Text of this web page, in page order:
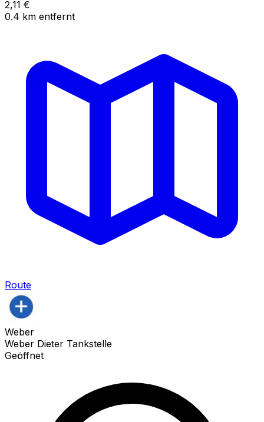
2,11 €
0.4 km entfernt
Route
Weber
Weber Dieter Tankstelle
Geöffnet